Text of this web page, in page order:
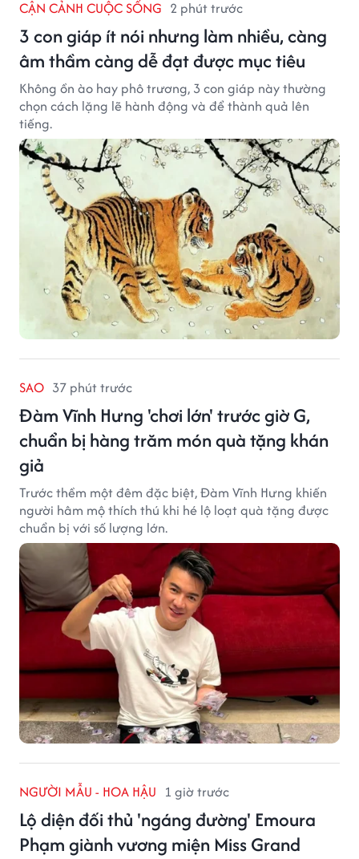
CẬN CẢNH CUỘC SỐNG 2 phút trước
3 con giáp ít nói nhưng làm nhiều, càng
âm thầm càng dễ đạt được mục tiêu
Không ồn ào hay phô trương, 3 con giáp này thường
chọn cách lặng lẽ hành động và để thành quả lên
tiếng.
SAO 37 phút trước
Đàm Vĩnh Hưng 'chơi lớn' trước giờ G,
chuẩn bị hàng trăm món quà tặng khán
giả
Trước thềm một đêm đặc biệt, Đàm Vĩnh Hưng khiến
người hâm mộ thích thú khi hé lộ loạt quà tặng được
chuẩn bị với số lượng lớn.
NGƯỜI MẪU - HOA HẬU 1 giờ trước
Lộ diện đối thủ 'ngáng đường' Emoura
Phạm giành vương miện Miss Grand